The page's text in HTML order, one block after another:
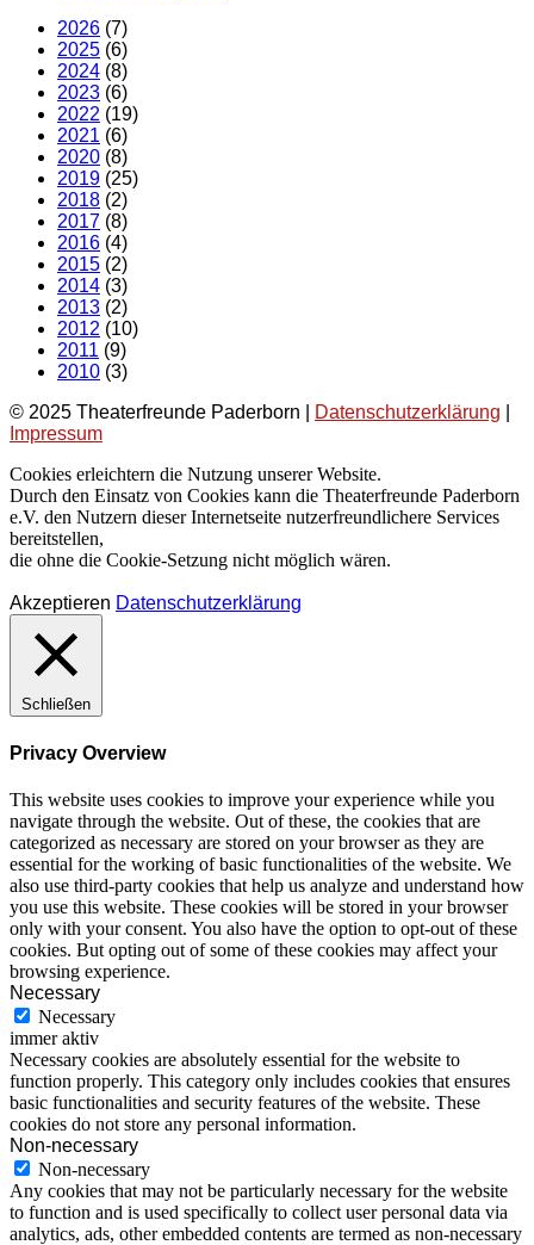
2026 (7)
2025 (6)
2024 (8)
2023 (6)
2022 (19)
2021 (6)
2020 (8)
2019 (25)
2018 (2)
2017 (8)
2016 (4)
2015 (2)
2014 (3)
2013 (2)
2012 (10)
2011 (9)
2010 (3)
© 2025 Theaterfreunde Paderborn |
Datenschutzerklärung
Impressum
Cookies erleichtern die Nutzung unserer Website.
Durch den Einsatz von Cookies kann die Theaterfreunde Paderborn
e.V. den Nutzern dieser Internetseite nutzerfreundlichere Services
bereitstellen,
die ohne die Cookie-Setzung nicht möglich wären.
Akzeptieren Datenschutzerklärung
Schließen
Privacy Overview
This website uses cookies to improve your experience while you
navigate through the website. Out of these, the cookies that are
categorized as necessary are stored on your browser as they are
essential for the working of basic functionalities of the website. We
also use third-party cookies that help us analyze and understand how
you use this website. These cookies will be stored in your browser
only with your consent. You also have the option to opt-out of these
cookies. But opting out of some of these cookies may affect your
browsing experience.
Necessary
Necessary
immer aktiv
Necessary cookies are absolutely essential for the website to
function properly. This category only includes cookies that ensures
basic functionalities and security features of the website. These
cookies do not store any personal information.
Non-necessary
Non-necessary
Any cookies that may not be particularly necessary for the website
to function and is used specifically to collect user personal data via
analytics, ads, other embedded contents are termed as non-necessary